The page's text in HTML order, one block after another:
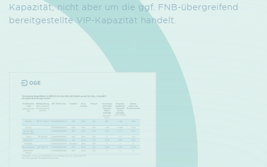
Kapazität, nicht aber um die ggf. FNB-übergreifend
bereitgestellte VIP-Kapazität handelt.